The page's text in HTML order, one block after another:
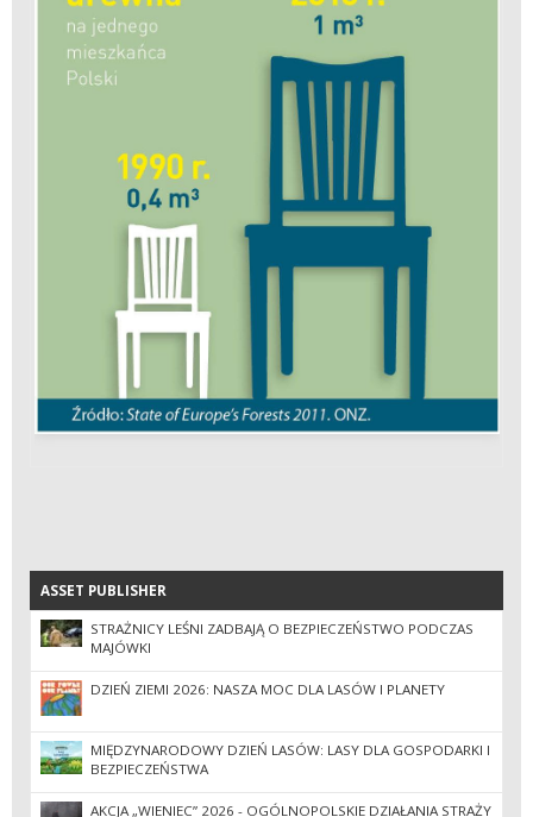
ASSET PUBLISHER
ASSET PUBLISHER
STRAŻNICY LEŚNI ZADBAJĄ O BEZPIECZEŃSTWO PODCZAS
MAJÓWKI
DZIEŃ ZIEMI 2026: NASZA MOC DLA LASÓW I PLANETY
MIĘDZYNARODOWY DZIEŃ LASÓW: LASY DLA GOSPODARKI I
BEZPIECZEŃSTWA
AKCJA „WIENIEC” 2026 - OGÓLNOPOLSKIE DZIAŁANIA STRAŻY